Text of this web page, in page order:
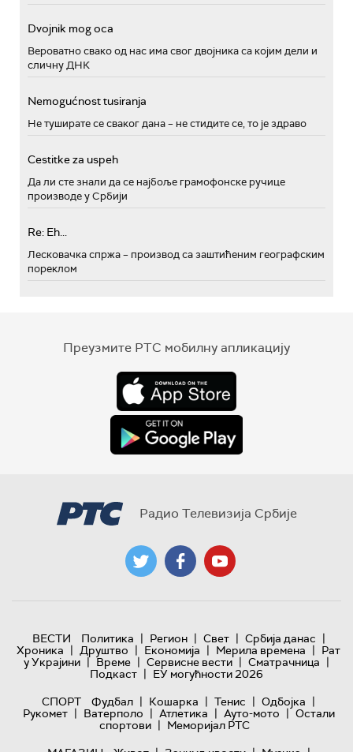
Dvojnik mog oca
Вероватно свако од нас има свог двојника са којим дели и
сличну ДНК
Nemogućnost tusiranja
Не туширате се сваког дана – не стидите се, то је здраво
Cestitke za uspeh
Да ли сте знали да се најбоље грамофонске ручице
производе у Србији
Re: Eh...
Лесковачка спржа – производ са заштићеним географским
пореклом
Преузмите РТС мобилну апликацију
Радио Телевизија Србије
ВЕСТИ Политика | Регион | Свет | Србија данас |
Хроника | Друштво | Економија | Мерила времена | Рат
у Украјини | Време | Сервисне вести | Сматрачница |
Подкаст | ЕУ могућности 2026
СПОРТ
Фудбал | Кошарка | Тенис | Одбојка |
Рукомет | Ватерполо | Атлетика | Ауто-мото | Остали
спортови | Меморијал РТС